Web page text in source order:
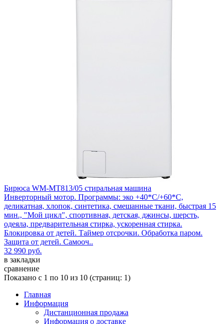
Бирюса WM-MT813/05 стиральная машина
Инверторный мотор. Программы: эко +40*С/+60*С,
деликатная, хлопок, синтетика, смешанные ткани, быстрая 15
мин., "Мой цикл", спортивная, детская, джинсы, шерсть,
одеяла, предварительная стирка, ускоренная стирка.
Блокировка от детей. Таймер отсрочки. Обработка паром.
Защита от детей. Самооч..
32 990 руб.
в закладки
сравнение
Показано с 1 по 10 из 10 (страниц: 1)
Главная
Информация
Дистанционная продажа
Информация о доставке